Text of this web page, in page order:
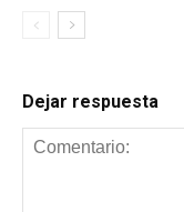
Dejar respuesta